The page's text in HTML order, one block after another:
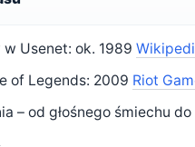
w Usenet: ok. 1989
of Legends: 2009 Riot
– od głośnego śmiechu